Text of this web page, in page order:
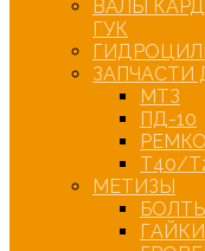
ВАЛЫ
ГУК
ЗАПЧАСТИ
МТЗ
ПД-10
Т40/
МЕТИЗЫ
ГАЙКИ